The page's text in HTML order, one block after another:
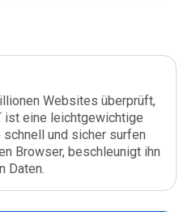
Websites überprüft,
ist eine leichtgewichtige
und sicher surfen
Browser, beschleunigt ihn
Daten.